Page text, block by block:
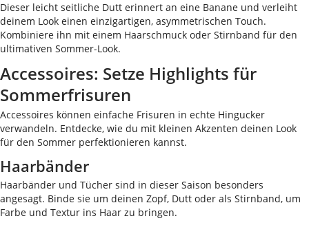
Dieser leicht seitliche Dutt erinnert an eine Banane und verleiht
deinem Look einen einzigartigen, asymmetrischen Touch.
Kombiniere ihn mit einem Haarschmuck oder Stirnband für den
ultimativen Sommer-Look.
Accessoires: Setze Highlights für
Sommerfrisuren
Accessoires können einfache Frisuren in echte Hingucker
verwandeln. Entdecke, wie du mit kleinen Akzenten deinen Look
für den Sommer perfektionieren kannst.
Haarbänder
Haarbänder und Tücher sind in dieser Saison besonders
angesagt. Binde sie um deinen Zopf, Dutt oder als Stirnband, um
Farbe und Textur ins Haar zu bringen.